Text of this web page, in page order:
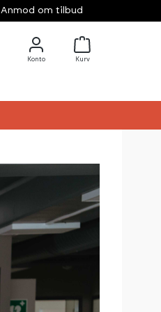
Anmod om tilbud